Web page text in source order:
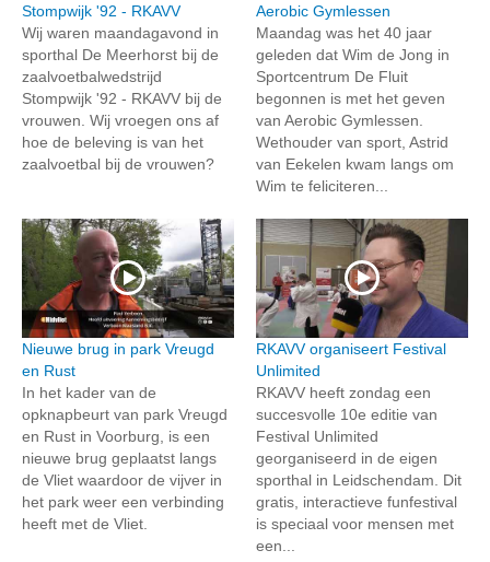
Stompwijk '92 - RKAVV
Wij waren maandagavond in
sporthal De Meerhorst bij de
zaalvoetbalwedstrijd
Stompwijk '92 - RKAVV bij de
vrouwen. Wij vroegen ons af
hoe de beleving is van het
zaalvoetbal bij de vrouwen?
Aerobic Gymlessen
Maandag was het 40 jaar
geleden dat Wim de Jong in
Sportcentrum De Fluit
begonnen is met het geven
van Aerobic Gymlessen.
Wethouder van sport, Astrid
van Eekelen kwam langs om
Wim te feliciteren...
Nieuwe brug in park Vreugd
en Rust
In het kader van de
opknapbeurt van park Vreugd
en Rust in Voorburg, is een
nieuwe brug geplaatst langs
de Vliet waardoor de vijver in
het park weer een verbinding
heeft met de Vliet.
RKAVV organiseert Festival
Unlimited
RKAVV heeft zondag een
succesvolle 10e editie van
Festival Unlimited
georganiseerd in de eigen
sporthal in Leidschendam. Dit
gratis, interactieve funfestival
is speciaal voor mensen met
een...